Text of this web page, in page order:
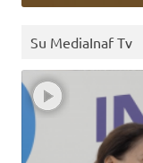
Su MediaInaf Tv